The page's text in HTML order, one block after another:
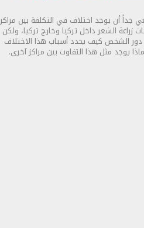
جداً أن يوجد اختلاف في التكلفة بين مراكز
زراعة الشعر داخل تركيا وخارج تركيا، ولكن
الشخص كيف يحدد أسباب هذا الاختلاف
يوجد مثل هذا التفاوت بين مراكز آخرى.